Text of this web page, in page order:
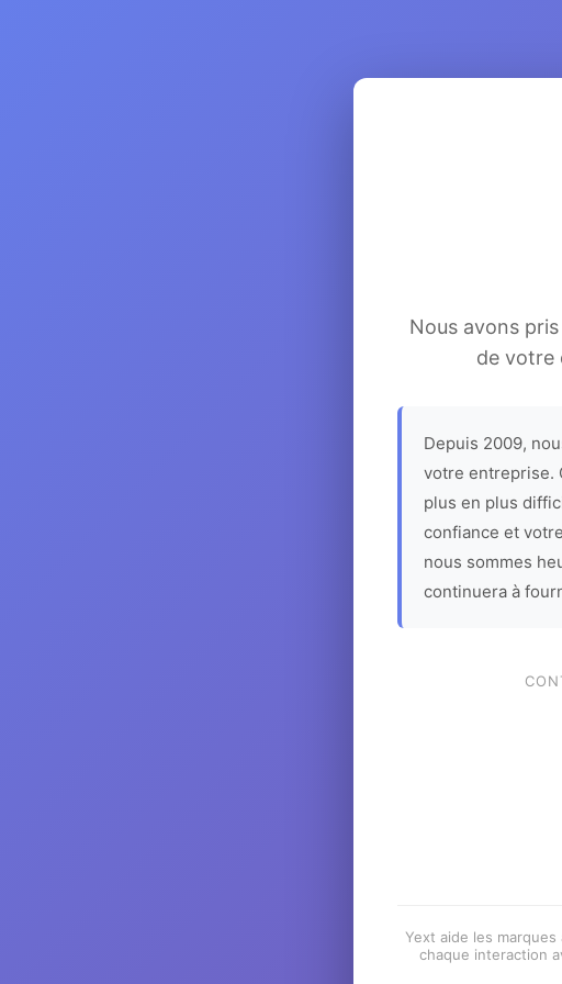
Nous avons
de votre
Depuis 2009,
votre entreprise.
plus en plus
confiance et
nous sommes
continuera à
Yext aide les
chaque interaction